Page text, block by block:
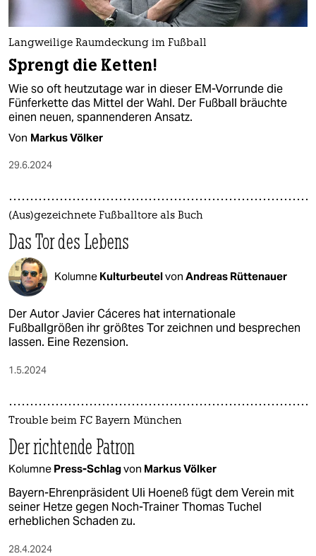
Langweilige Raumdeckung im Fußball
Sprengt die Ketten!
Wie so oft heutzutage war in dieser EM-Vorrunde die
Fünferkette das Mittel der Wahl. Der Fußball bräuchte
einen neuen, spannenderen Ansatz.
Von Markus Völker
29.6.2024
(Aus)gezeichnete Fußballtore als Buch
Das Tor des Lebens
Kolumne Kulturbeutelvon Andreas Rüttenauer
Der Autor Javier Cáceres hat internationale
Fußballgrößen ihr größtes Tor zeichnen und besprechen
lassen. Eine Rezension.
1.5.2024
Trouble beim FC Bayern München
Der richtende Patron
Kolumne Press-Schlagvon Markus Völker
Bayern-Ehrenpräsident Uli Hoeneß fügt dem Verein mit
seiner Hetze gegen Noch-Trainer Thomas Tuchel
erheblichen Schaden zu.
28.4.2024